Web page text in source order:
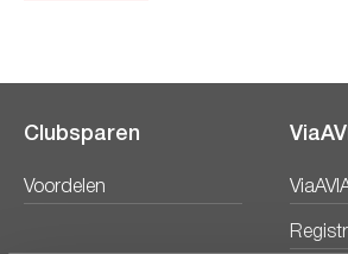
Clubsparen
Voordelen